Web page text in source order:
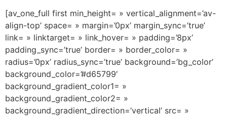
[av_one_full first min_height= » vertical_alignment=’av-
align-top’ space= » margin=’0px’ margin_sync=’true’
link= » linktarget= » link_hover= » padding=’8px’
padding_sync=’true’ border= » border_color= »
radius=’0px’ radius_sync=’true’ background=’bg_color’
background_color=’#d65799′
background_gradient_color1= »
background_gradient_color2= »
background_gradient_direction=’vertical’ src= »